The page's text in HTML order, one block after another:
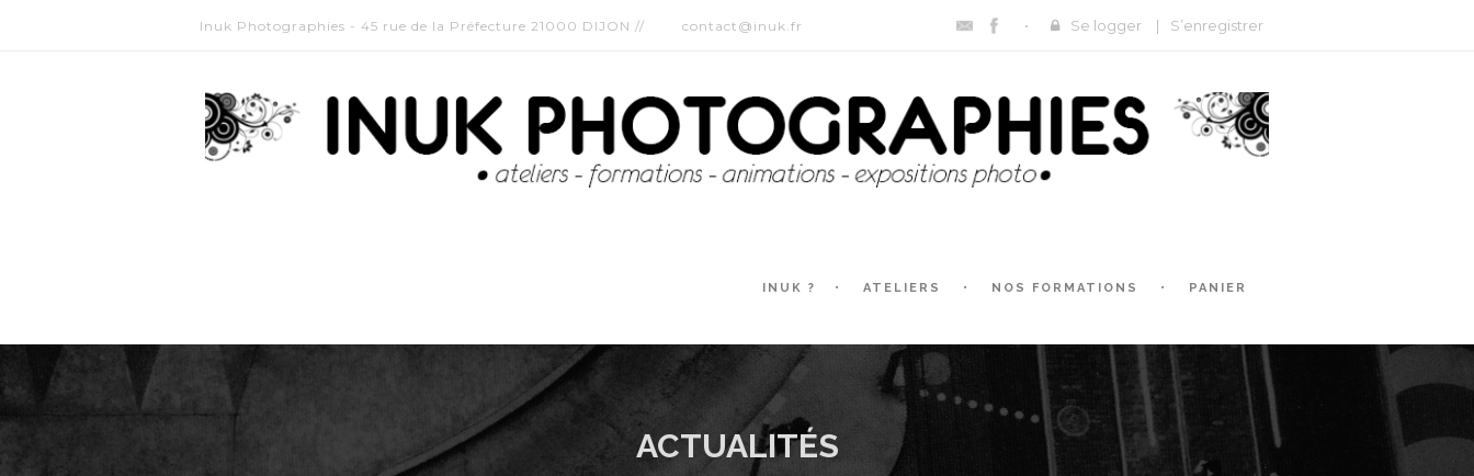
Inuk Photographies - 45 rue de la Préfecture 21000 DIJON // contact@inuk.fr Se logger | S’enregistrer
INUK ? ATELIERS NOS FORMATIONS PANIER
ACTUALITÉS